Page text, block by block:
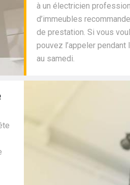
à un électricien
d’immeubles
de prestation. Si vous
pouvez l’appeler
au samedi.